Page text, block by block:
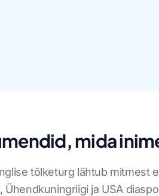
mida
tõlketurg lähtub mitmest
Ühendkuningriigi ja USA